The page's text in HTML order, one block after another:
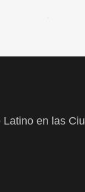
Latino en las